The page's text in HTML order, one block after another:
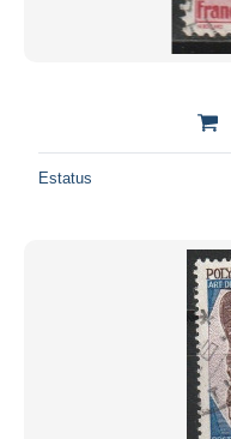
Estatus